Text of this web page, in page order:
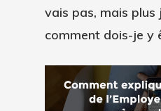
vais pas, mais plus
comment dois-je y